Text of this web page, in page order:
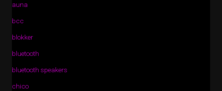
auna
bcc
blokker
bluetooth
bluetooth speakers
chico